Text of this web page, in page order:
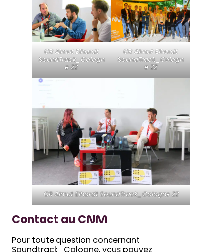
CR Almut Elhardt
SoundTrack_Cologn
e 22
CR Almut Elhardt
SoundTrack_Cologn
e 22
CR Almut Elhardt SoundTrack_Cologne 22
Contact au CNM
Pour toute question concernant
Soundtrack_Cologne, vous pouvez